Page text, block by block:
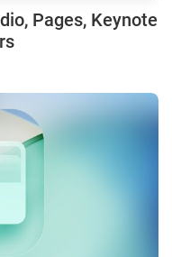
Pages, Keynote